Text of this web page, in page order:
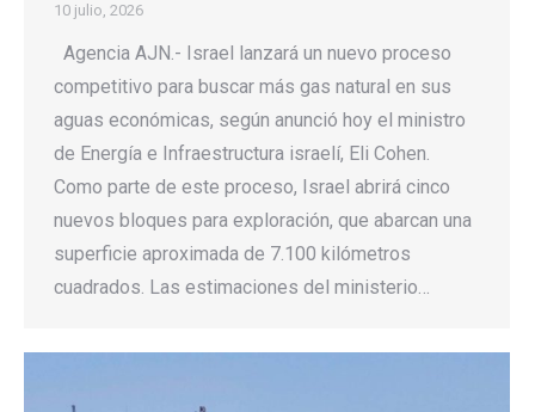
10 julio, 2026
Agencia AJN.- Israel lanzará un nuevo proceso
competitivo para buscar más gas natural en sus
aguas económicas, según anunció hoy el ministro
de Energía e Infraestructura israelí, Eli Cohen.
Como parte de este proceso, Israel abrirá cinco
nuevos bloques para exploración, que abarcan una
superficie aproximada de 7.100 kilómetros
cuadrados. Las estimaciones del ministerio…